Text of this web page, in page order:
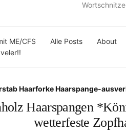
ME/CFS Alle Posts About
Haarforke Haarspange-
Haarspangen
wetterfeste